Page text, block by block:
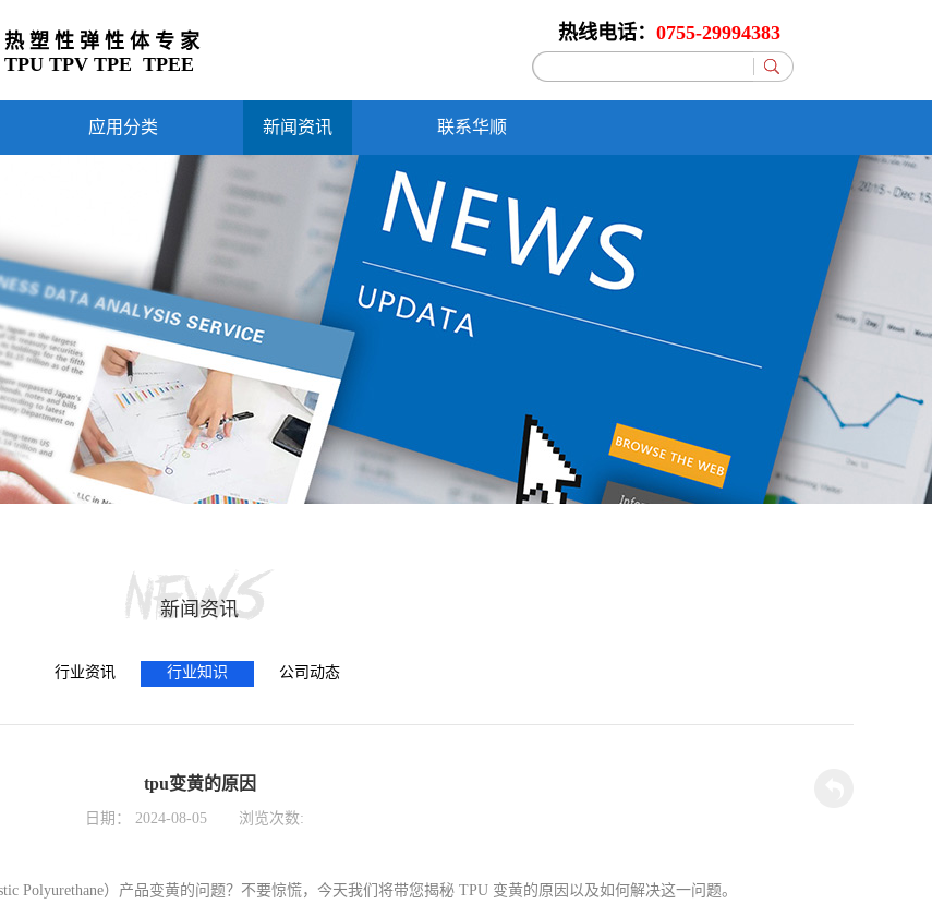
热线电话： 0755-29994383
热 塑 性 弹 性 体 专 家
TPU TPV TPE TPEE
应用分类 新闻资讯 联系华顺
新闻资讯
行业资讯 行业知识 公司动态
tpu变黄的原因
日期： 2024-08-05 浏览次数:
Polyurethane）产品变黄的问题？不要惊慌，今天我们将带您揭秘 TPU 变黄的原因以及如何解决这一问题。